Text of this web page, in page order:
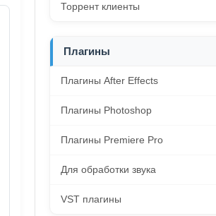
Торрент клиенты
Плагины
Плагины After Effects
Плагины Photoshop
Плагины Premiere Pro
Для обработки звука
VST плагины